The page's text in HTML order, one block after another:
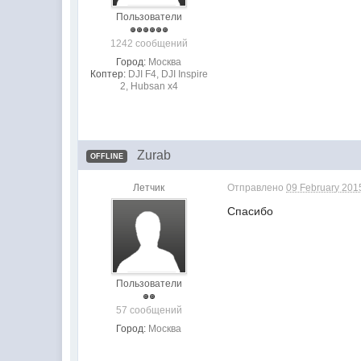
Пользователи
1242 сообщений
Город: Москва
Коптер: DJI F4, DJI Inspire
2, Hubsan x4
OFFLINE Zurab
Летчик
Пользователи
57 сообщений
Город: Москва
Отправлено09 February
Спасибо